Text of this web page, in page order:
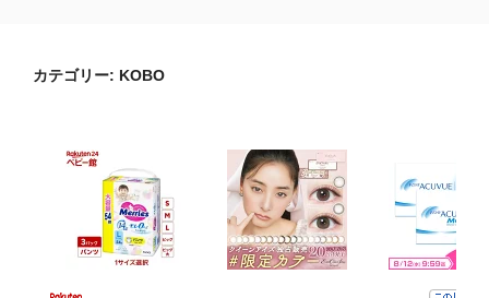
カテゴリー: KOBO